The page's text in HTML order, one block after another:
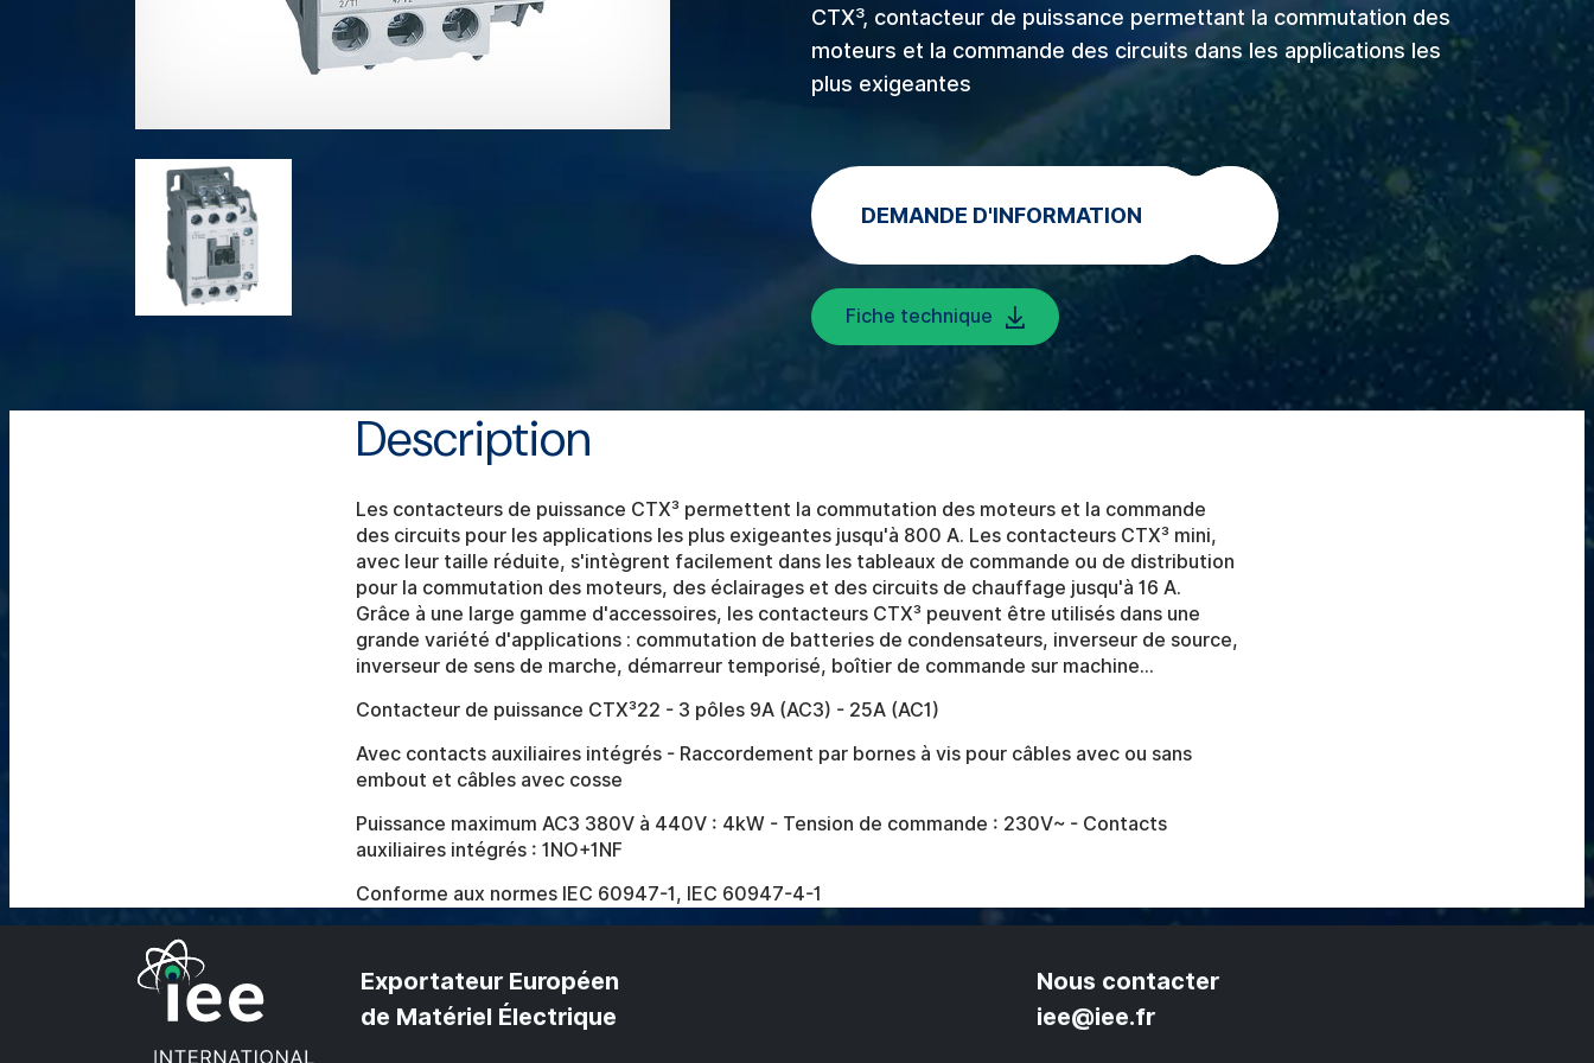
CTX³, contacteur de puissance permettant la commutation des
moteurs et la commande des circuits dans les applications les
plus exigeantes
DEMANDE D'INFORMATION
Fiche technique
Description
Les contacteurs de puissance CTX³ permettent la commutation des moteurs et la commande
des circuits pour les applications les plus exigeantes jusqu'à 800 A. Les contacteurs CTX³ mini,
avec leur taille réduite, s'intègrent facilement dans les tableaux de commande ou de distribution
pour la commutation des moteurs, des éclairages et des circuits de chauffage jusqu'à 16 A.
Grâce à une large gamme d'accessoires, les contacteurs CTX³ peuvent être utilisés dans une
grande variété d'applications : commutation de batteries de condensateurs, inverseur de source,
inverseur de sens de marche, démarreur temporisé, boîtier de commande sur machine...
Contacteur de puissance CTX³22 - 3 pôles 9A (AC3) - 25A (AC1)
Avec contacts auxiliaires intégrés - Raccordement par bornes à vis pour câbles avec ou sans
embout et câbles avec cosse
Puissance maximum AC3 380V à 440V : 4kW - Tension de commande : 230V~ - Contacts
auxiliaires intégrés : 1NO+1NF
Conforme aux normes IEC 60947-1, IEC 60947-4-1
Exportateur Européen
de Matériel Électrique
Nous contacter
iee@iee.fr